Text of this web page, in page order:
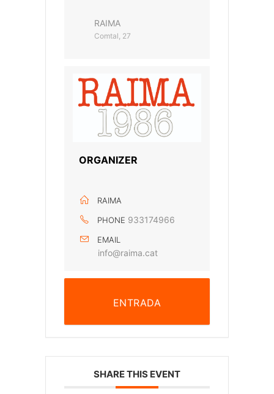
RAIMA
Comtal, 27
ORGANIZER
RAIMA
PHONE 933174966
EMAIL
info@raima.cat
ENTRADA
SHARE THIS EVENT